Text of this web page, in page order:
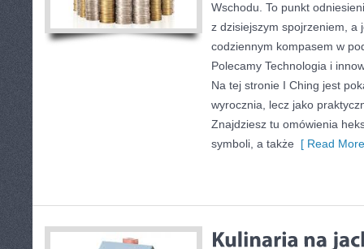
Wschodu. To punkt
z dzisiejszym spojrzeniem, a
codziennym kompasem w
Polecamy Technologia i
Na tej stronie I Ching jest
wyrocznia, lecz jako
Znajdziesz tu omówienia
symboli, a także [ Read